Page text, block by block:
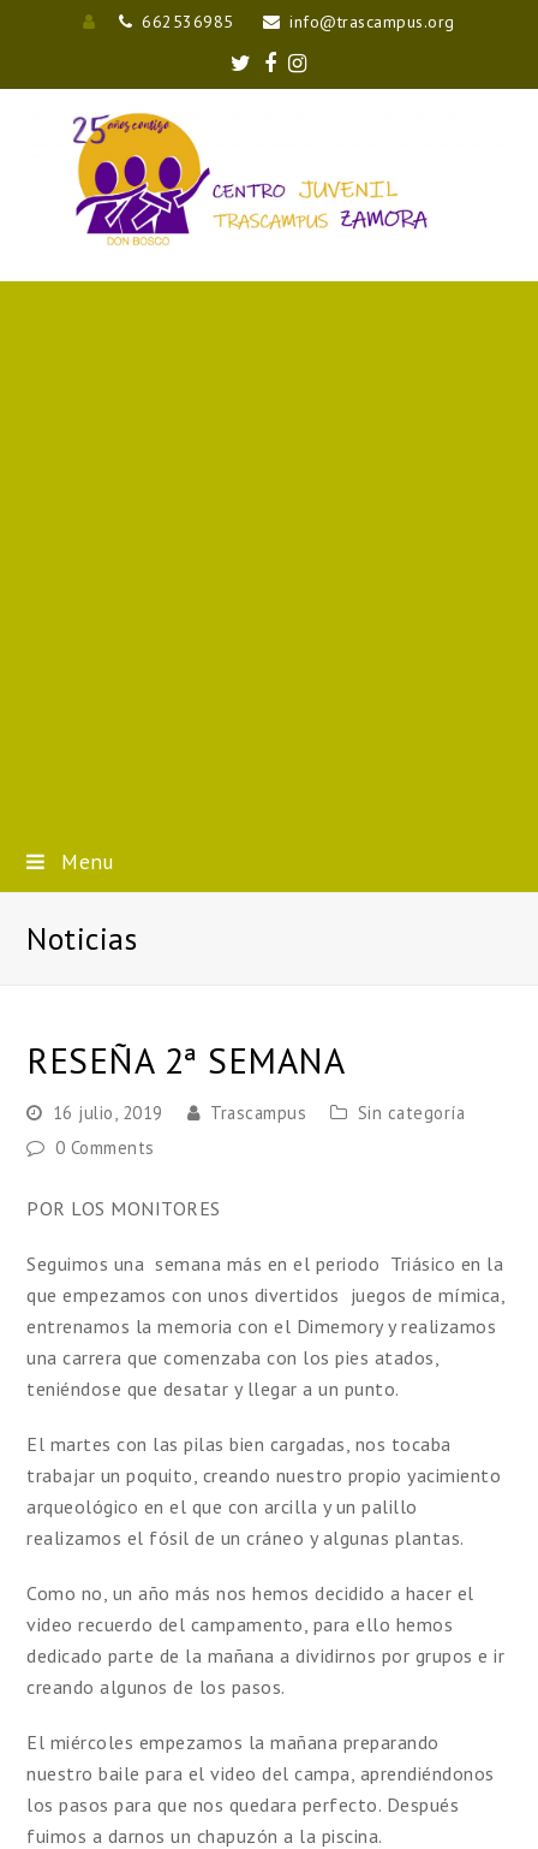
Entrar662536985 info@trascampus.org
TwitterFacebook
Instagram
Menu
Noticias
RESEÑA 2ª SEMANA
16 julio, 2019 Trascampus
Sin categoría
0 Comments
POR LOS MONITORES
Seguimos una semana más en el periodo Triásico en la
que empezamos con unos divertidos juegos de mímica,
entrenamos la memoria con el Dimemory y realizamos
una carrera que comenzaba con los pies atados,
teniéndose que desatar y llegar a un punto.
El martes con las pilas bien cargadas, nos tocaba
trabajar un poquito, creando nuestro propio yacimiento
arqueológico en el que con arcilla y un palillo
realizamos el fósil de un cráneo y algunas plantas.
Como no, un año más nos hemos decidido a hacer el
video recuerdo del campamento, para ello hemos
dedicado parte de la mañana a dividirnos por grupos e ir
creando algunos de los pasos.
El miércoles empezamos la mañana preparando
nuestro baile para el video del campa, aprendiéndonos
los pasos para que nos quedara perfecto. Después
fuimos a darnos un chapuzón a la piscina.